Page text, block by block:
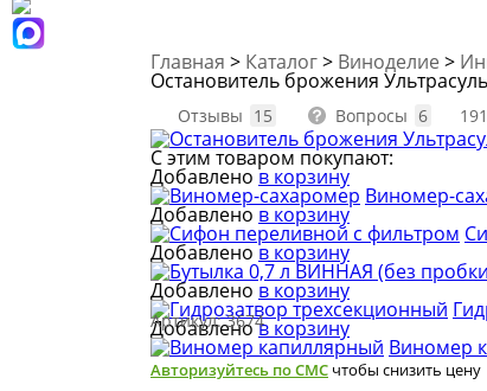
Главная > Каталог> Виноделие >
Остановитель брожения
Отзывы 15 Вопросы 6
С этим товаром покупают:
Добавлено в корзину
Виномер-
Добавлено в корзину
Добавлено в корзину
Добавлено в корзину
Добавленов корзину
Виномер
Артикул:3674
Авторизуйтесь по СМС чтобы снизить цену